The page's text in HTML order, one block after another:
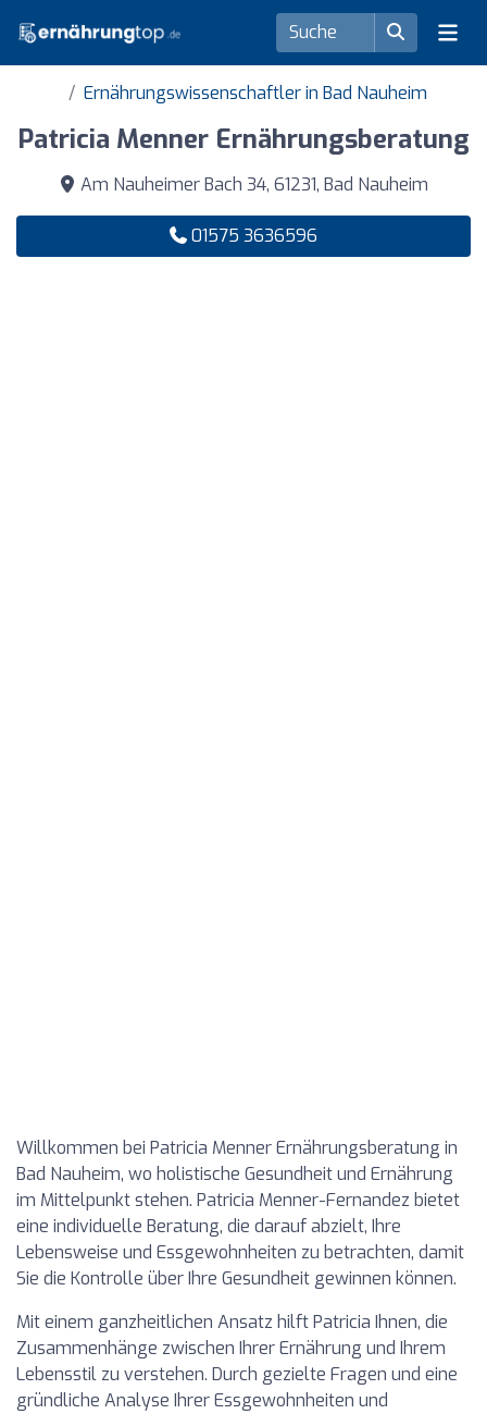
Ernährungswissenschaftler in Bad Nauheim
Patricia Menner Ernährungsberatung
Am Nauheimer Bach 34, 61231, Bad Nauheim
01575 3636596
Willkommen bei Patricia Menner Ernährungsberatung in
Bad Nauheim, wo holistische Gesundheit und Ernährung
im Mittelpunkt stehen. Patricia Menner-Fernandez bietet
eine individuelle Beratung, die darauf abzielt, Ihre
Lebensweise und Essgewohnheiten zu betrachten, damit
Sie die Kontrolle über Ihre Gesundheit gewinnen können.
Mit einem ganzheitlichen Ansatz hilft Patricia Ihnen, die
Zusammenhänge zwischen Ihrer Ernährung und Ihrem
Lebensstil zu verstehen. Durch gezielte Fragen und eine
gründliche Analyse Ihrer Essgewohnheiten und